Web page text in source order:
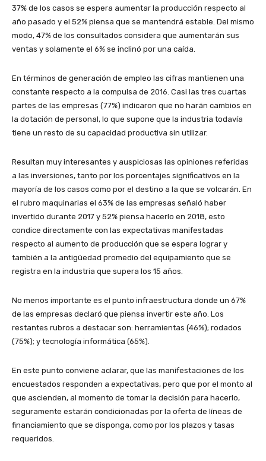
37% de los casos se espera aumentar la producción respecto al
año pasado y el 52% piensa que se mantendrá estable. Del mismo
modo, 47% de los consultados considera que aumentarán sus
ventas y solamente el 6% se inclinó por una caída.
En términos de generación de empleo las cifras mantienen una
constante respecto a la compulsa de 2016. Casi las tres cuartas
partes de las empresas (77%) indicaron que no harán cambios en
la dotación de personal, lo que supone que la industria todavía
tiene un resto de su capacidad productiva sin utilizar.
Resultan muy interesantes y auspiciosas las opiniones referidas
a las inversiones, tanto por los porcentajes significativos en la
mayoría de los casos como por el destino a la que se volcarán. En
el rubro maquinarias el 63% de las empresas señaló haber
invertido durante 2017 y 52% piensa hacerlo en 2018, esto
condice directamente con las expectativas manifestadas
respecto al aumento de producción que se espera lograr y
también a la antigüedad promedio del equipamiento que se
registra en la industria que supera los 15 años.
No menos importante es el punto infraestructura donde un 67%
de las empresas declaró que piensa invertir este año. Los
restantes rubros a destacar son: herramientas (46%); rodados
(75%); y tecnología informática (65%).
En este punto conviene aclarar, que las manifestaciones de los
encuestados responden a expectativas, pero que por el monto al
que ascienden, al momento de tomar la decisión para hacerlo,
seguramente estarán condicionadas por la oferta de líneas de
financiamiento que se disponga, como por los plazos y tasas
requeridos.